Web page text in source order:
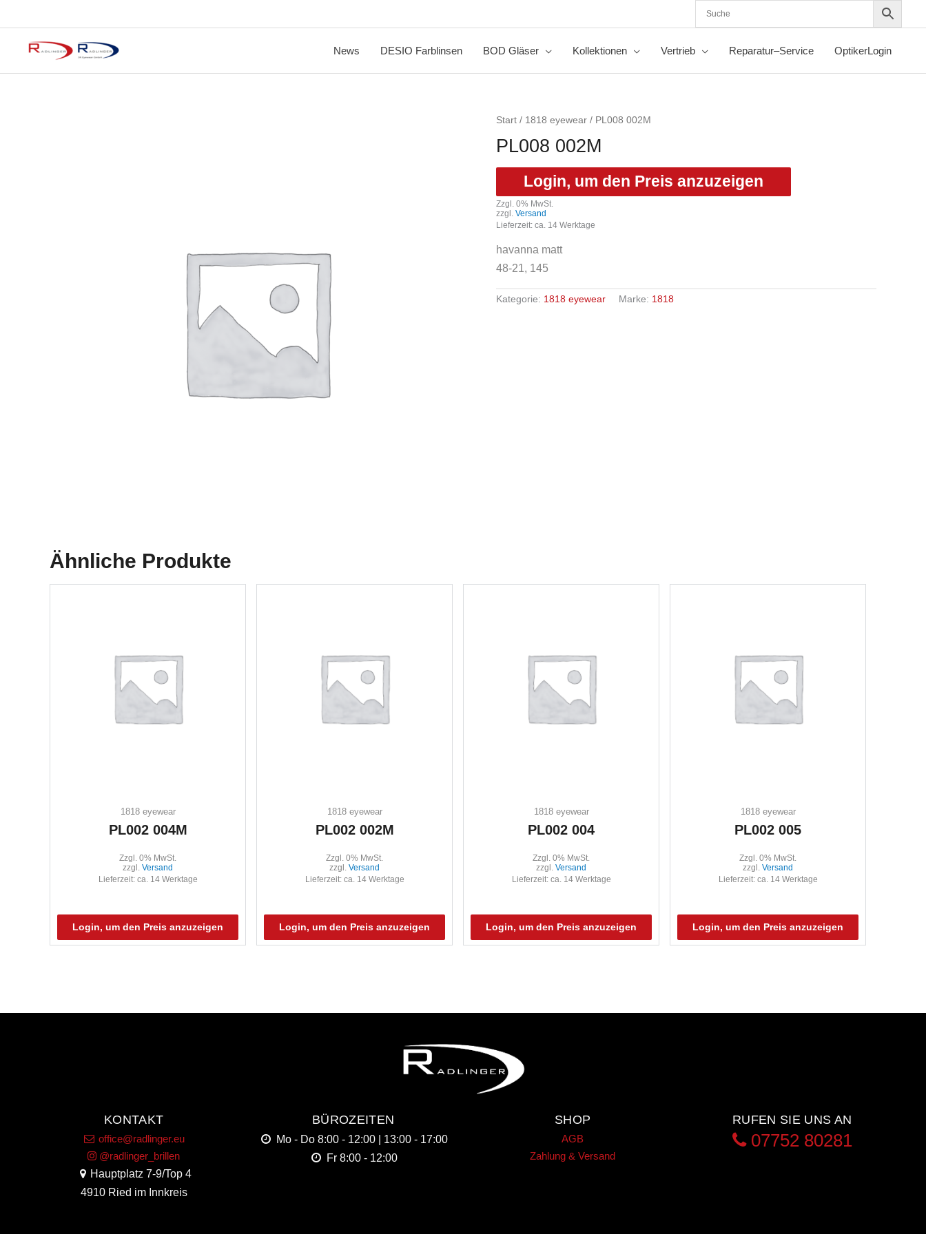
News DESIO Farblinsen BOD Gläser Kollektionen Vertrieb Reparatur–Service OptikerLogin
Start / 1818 eyewear / PL008 002M
PL008 002M
Login, um den Preis anzuzeigen
Zzgl. 0% MwSt.
zzgl. Versand
Lieferzeit: ca. 14 Werktage
havanna matt
48-21, 145
Kategorie: 1818 eyewear Marke: 1818
Ähnliche Produkte
1818 eyewear
PL002 004M
Login, um den Preis anzuzeigen
Zzgl. 0% MwSt.
zzgl. Versand
Lieferzeit: ca. 14 Werktage
1818 eyewear
PL002 002M
Login, um den Preis anzuzeigen
Zzgl. 0% MwSt.
zzgl. Versand
Lieferzeit: ca. 14 Werktage
1818 eyewear
PL002 004
Login, um den Preis anzuzeigen
Zzgl. 0% MwSt.
zzgl. Versand
Lieferzeit: ca. 14 Werktage
1818 eyewear
PL002 005
Login, um den Preis anzuzeigen
Zzgl. 0% MwSt.
zzgl. Versand
Lieferzeit: ca. 14 Werktage
KONTAKT
office@radlinger.eu
@radlinger_brillen
Hauptplatz 7-9/Top 4
4910 Ried im Innkreis
BÜROZEITEN
Mo - Do 8:00 - 12:00 | 13:00 - 17:00
Fr 8:00 - 12:00
SHOP
AGB
Zahlung & Versand
RUFEN SIE UNS AN
07752 80281